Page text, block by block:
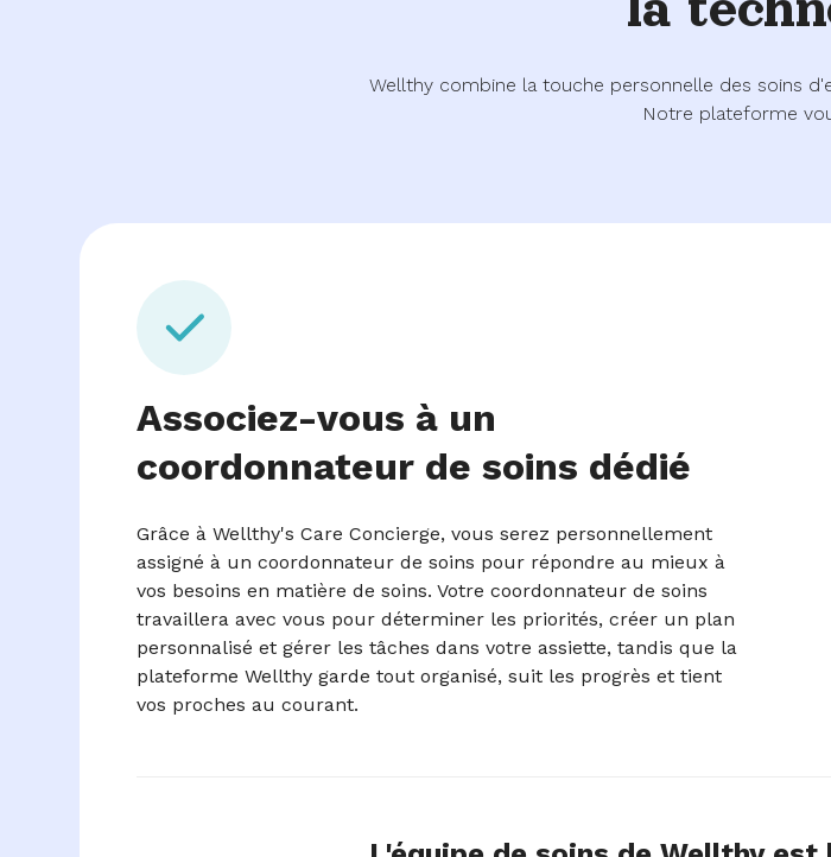
Wellthy combine la touche personnelle des soins
Notre plateforme
Associez-vous à un
coordonnateur de soins dédié
Grâce à Wellthy's Care Concierge, vous serez personnellement
assigné à un coordonnateur de soins pour répondre au mieux à
vos besoins en matière de soins. Votre coordonnateur de soins
travaillera avec vous pour déterminer les priorités, créer un plan
personnalisé et gérer les tâches dans votre assiette, tandis que la
plateforme Wellthy garde tout organisé, suit les progrès et tient
vos proches au courant.